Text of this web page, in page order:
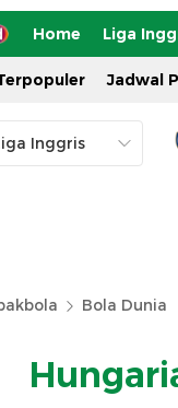
Home Liga
Jadwal
Bola Dunia